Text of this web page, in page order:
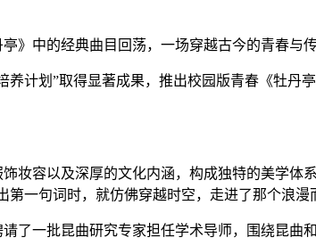
中的经典曲目回荡，一场穿越古今的青春与
计划”取得显著成果，推出校园版青春《牡丹
妆容以及深厚的文化内涵，构成独特的美学
一句词时，就仿佛穿越时空，走进了那个浪漫
了一批昆曲研究专家担任学术导师，围绕昆曲